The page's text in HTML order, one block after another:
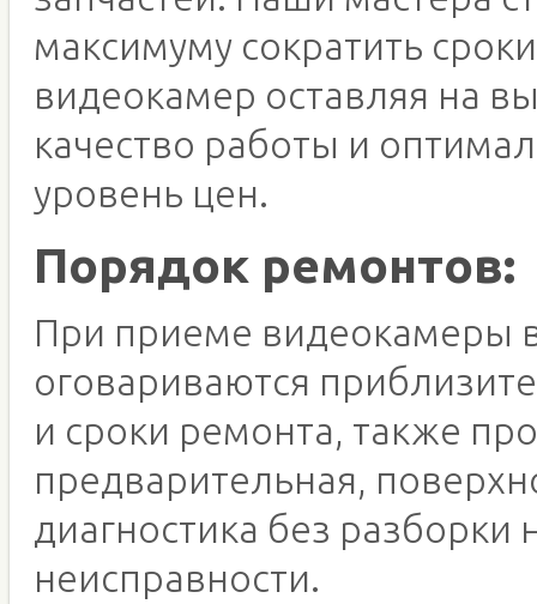
максимуму сократить
видеокамер оставляя на
качество работы и
уровень цен.
Порядок ремонтов:
При приеме видеокамеры
оговариваются
и сроки ремонта, также
предварительная,
диагностика без разборки
неисправности.